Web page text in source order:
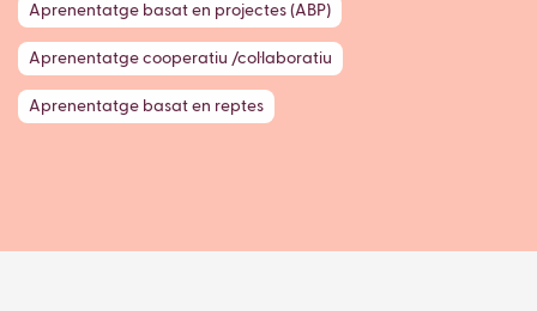
Aprenentatge basat en projectes (ABP)
Aprenentatge cooperatiu /col·laboratiu
Aprenentatge basat en reptes